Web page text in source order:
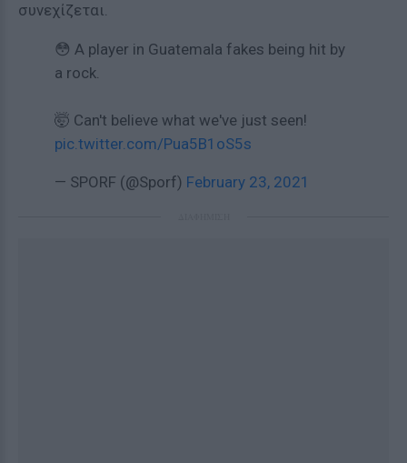
συνεχίζεται.
😳 A player in Guatemala fakes being hit by
a rock.
🤯 Can't believe what we've just seen!
pic.twitter.com/Pua5B1oS5s
— SPORF (@Sporf) February 23, 2021